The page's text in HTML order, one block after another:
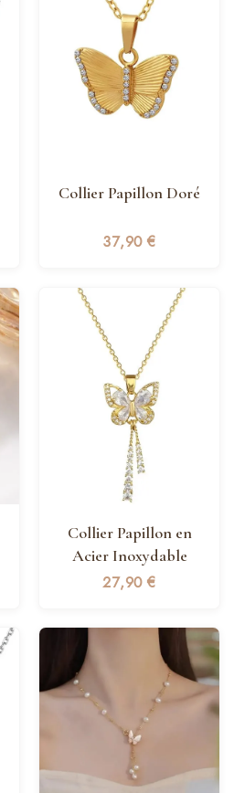
Collier Papillon Doré
37,90€
Collier Papillon en
Acier Inoxydable
27,90€